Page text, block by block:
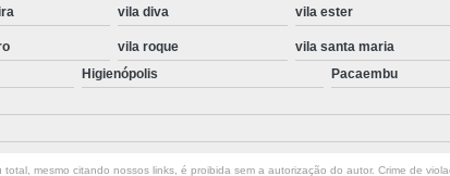
Instalação Maquina Lava e Seca
Instalação Samsung Lava e
Lava e Seca Samsung Instalação
Manutenção de Fogão
Manutenção de
vila diva vila ester
vila roque vila santa maria
Higienópolis Pacaembu
mesmo citando nossos links, é proibida sem a autorização do autor. Crime de